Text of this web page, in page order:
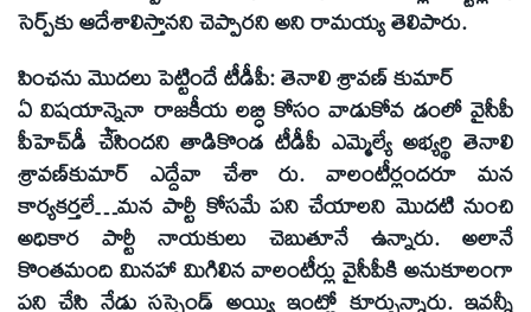
సెర్ప్‌కు ఆదేశాలిస్తానని చెప్పారని అని రామయ్య తెలిపారు.
పింఛను మొదలు పెట్టిందే టీడీపీ: తెనాలి శ్రావణ్‌ కుమార్‌
ఏ విషయాన్నైనా రాజకీయ లబ్ధి కోసం వాడుకోవ డంలో వైసీపీ
పీహెచ్‌డీ చేసిందని తాడికొండ టీడీపీ ఎమ్మెల్యే అభ్యర్థి తెనాలి
శ్రావణ్‌కుమార్‌ ఎద్దేవా చేశా రు. వాలంటీర్లందరూ మన
కార్యకర్తలే…మన పార్టీ కోసమే పని చేయాలని మొదటి నుంచి
అధికార పార్టీ నాయకులు చెబుతూనే ఉన్నారు. అలానే
కొంతమంది మినహా మిగిలిన వాలంటీర్లు వైసీపీకి అనుకూలంగా
పని చేసి నేడు సస్పెండ్‌ అయ్యి ఇంట్లో కూర్చున్నారు. ఇవన్నీ